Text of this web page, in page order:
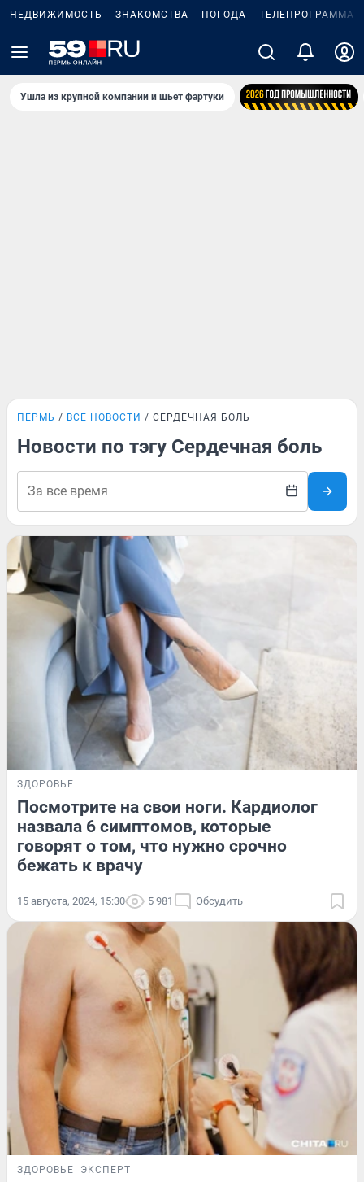
НЕДВИЖИМОСТЬ ЗНАКОМСТВА ПОГОДА ТЕЛЕПРОГРАММА
Ушла из крупной компании и шьет фартуки
ПЕРМЬ ВСЕ НОВОСТИ СЕРДЕЧНАЯ БОЛЬ
Новости по тэгу Сердечная боль
ЗДОРОВЬЕ
Посмотрите на свои ноги. Кардиолог
назвала 6 симптомов, которые
говорят о том, что нужно срочно
бежать к врачу
15 августа, 2024, 15:30 5 981 Обсудить
ЗДОРОВЬЕ ЭКСПЕРТ